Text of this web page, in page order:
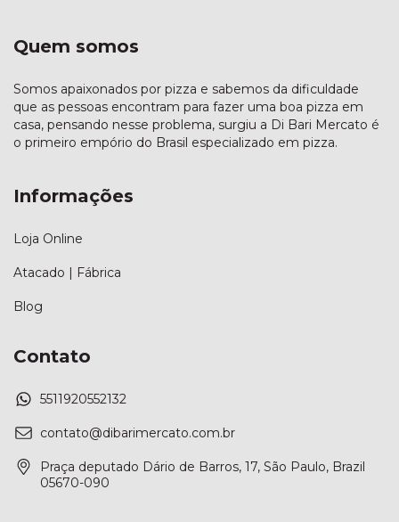
Quem somos
Somos apaixonados por pizza e sabemos da dificuldade
que as pessoas encontram para fazer uma boa pizza em
casa, pensando nesse problema, surgiu a Di Bari Mercato é
o primeiro empório do Brasil especializado em pizza.
Informações
Loja Online
Atacado | Fábrica
Blog
Contato
5511920552132
contato@dibarimercato.com.br
Praça deputado Dário de Barros, 17, São Paulo, Brazil
05670-090